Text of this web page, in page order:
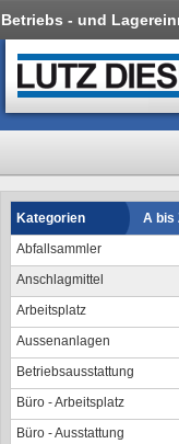
Betriebs - und
Kategorien
A bis
Abfallsammler
Anschlagmittel
Arbeitsplatz
Aussenanlagen
Betriebsausstattung
Büro - Arbeitsplatz
Büro - Ausstattung